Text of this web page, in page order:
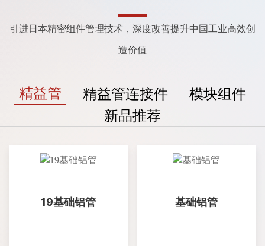
引进日本精密组件管理技术，深度改善提升中国工业高效创
造价值
精益管 精益管连接件
模块组件
新品推荐
19基础铝管 基础铝管